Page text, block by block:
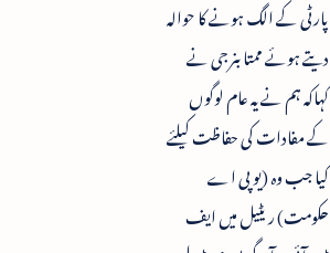
پارٹی کے الگ ہونے کا حوالہ
دیتے ہوئے ممتا بنرجی نے
کہاکہ ہم نے یہ عام لوگوں
کے مفادات کی حفاظت کیلئے
کیا جب وہ (یو پی اے
حکومت) ریٹیل میں ایف